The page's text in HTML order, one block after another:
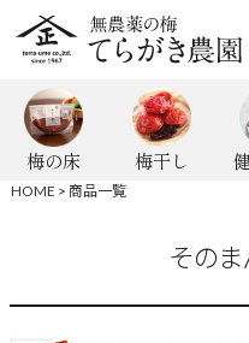
梅の床 梅干し
HOME 商品一覧
その